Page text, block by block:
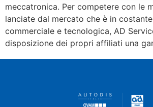
meccatronica. Per competere con le
lanciate dal mercato che è in
commerciale e tecnologica, AD
disposizione dei propri affiliati una